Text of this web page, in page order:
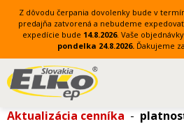
Z dôvodu čerpania dovolenky bude v
predajňa zatvorená a nebudeme
expedície bude 14.8.2026. Vaše
pondelka 24.8.2026. Ďakujeme
Aktualizácia cenníka -